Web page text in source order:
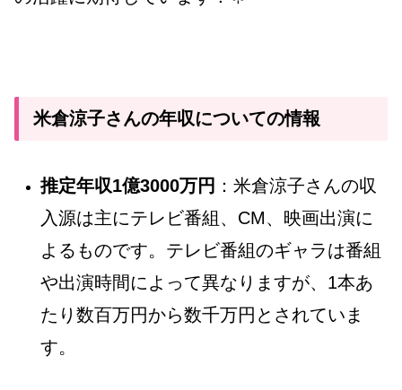
米倉涼子さんの年収についての情報
推定年収1億3000万円 ：米倉涼子さんの収
入源は主にテレビ番組、CM、映画出演に
よるものです。テレビ番組のギャラは番組
や出演時間によって異なりますが、1本あ
たり数百万円から数千万円とされていま
す。